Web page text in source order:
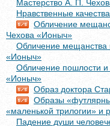
Мастерство А. П.
Нравственные
Обличение
Чехова «Ионыч»
Обличение мещанства
«Ионыч»
Обличение пошлости
«Ионыч»
Образ доктора
Образы
«маленькой трилогии» и
Падение души